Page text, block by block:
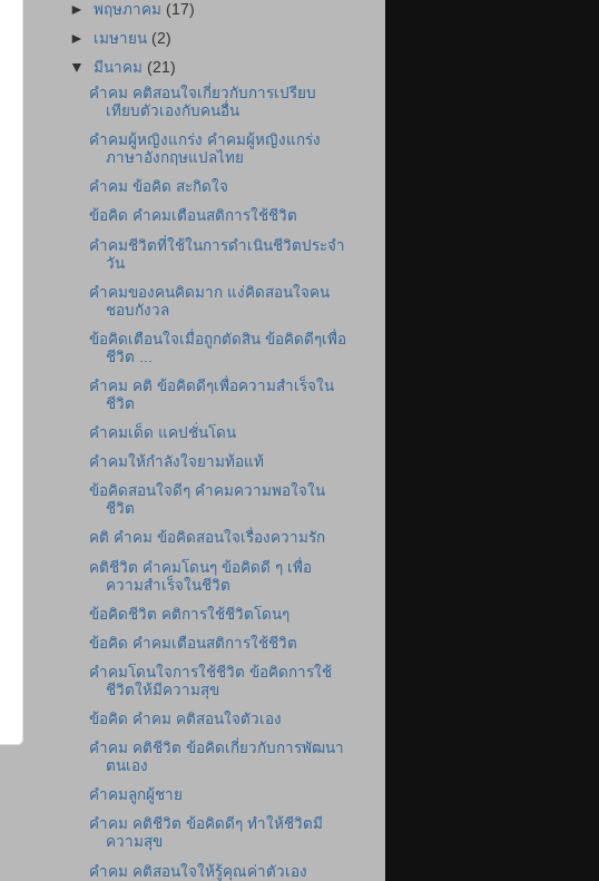
►พฤษภาคม (17)
► เมษายน (2)
▼ มีนาคม (21)
คำคม คติสอนใจเกี่ยวกับการเปรียบ
เทียบตัวเองกับคนอื่น
คำคมผู้หญิงแกร่ง คำคมผู้หญิงแกร่ง
ภาษาอังกฤษแปลไทย
คำคม ข้อคิด สะกิดใจ
ข้อคิด คำคมเตือนสติการใช้ชีวิต
คำคมชีวิตที่ใช้ในการดำเนินชีวิตประจำ
วัน
คำคมของคนคิดมาก แง่คิดสอนใจคน
ชอบกังวล
ข้อคิดเตือนใจเมื่อถูกตัดสิน ข้อคิดดีๆเพื่อ
ชีวิต ...
คำคม คติ ข้อคิดดีๆเพื่อความสำเร็จใน
ชีวิต
คำคมเด็ด แคปชั่นโดน
คำคมให้กำลังใจยามท้อแท้
ข้อคิดสอนใจดีๆ คำคมความพอใจใน
ชีวิต
คติ คำคม ข้อคิดสอนใจเรื่องความรัก
คติชีวิต คำคมโดนๆ ข้อคิดดี ๆ เพื่อ
ความสำเร็จในชีวิต
ข้อคิดชีวิต คติการใช้ชีวิตโดนๆ
ข้อคิด คำคมเตือนสติการใช้ชีวิต
คำคมโดนใจการใช้ชีวิต ข้อคิดการใช้
ชีวิตให้มีความสุข
ข้อคิด คำคม คติสอนใจตัวเอง
คำคม คติชีวิต ข้อคิดเกี่ยวกับการพัฒนา
ตนเอง
คำคมลูกผู้ชาย
คำคม คติชีวิต ข้อคิดดีๆ ทำให้ชีวิตมี
ความสุข
คำคม คติสอนใจให้รู้คุณค่าตัวเอง